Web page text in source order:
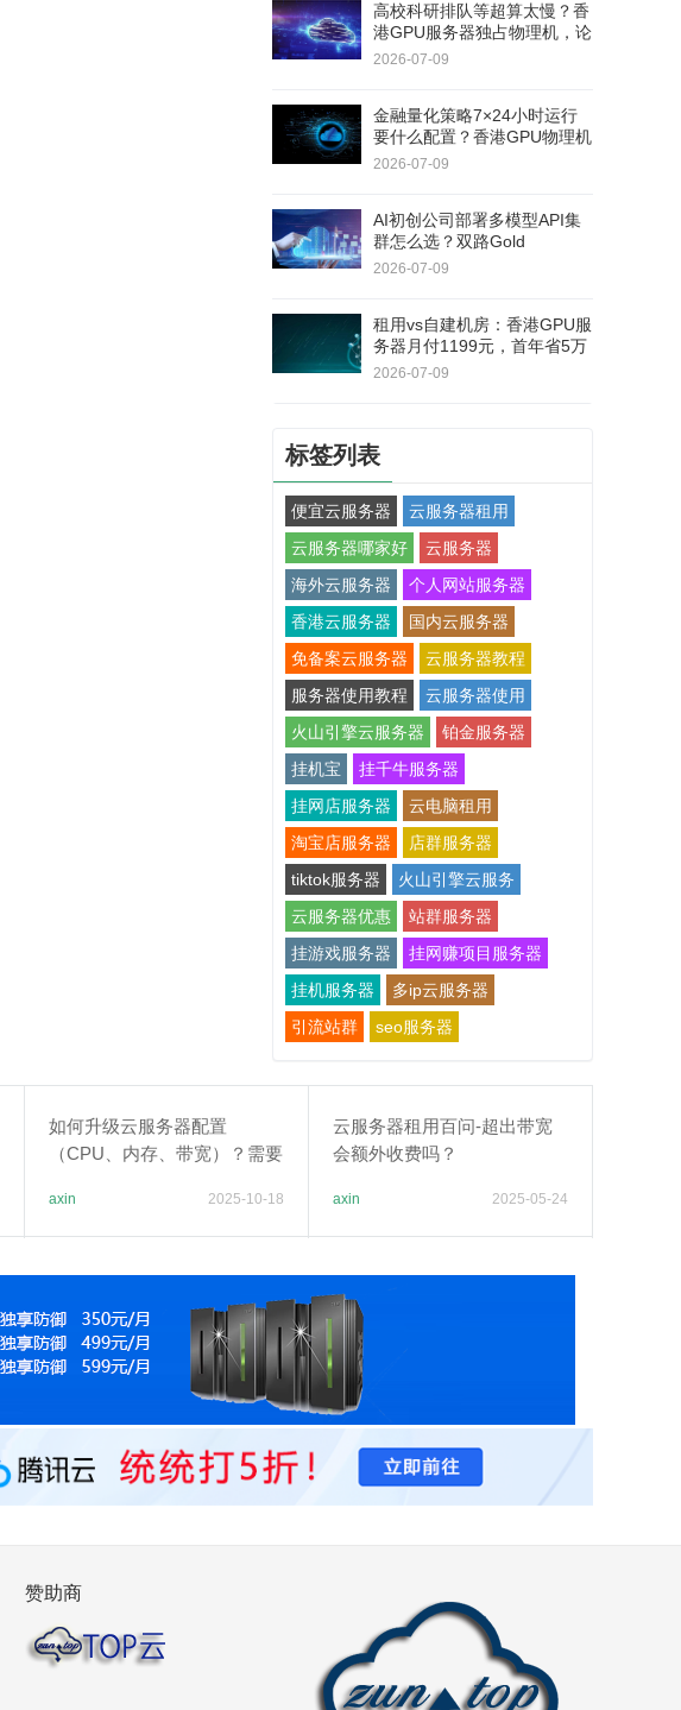
高校科研排队等超算太慢？香
港GPU服务器独占物理机，论
文实验周期缩短60%
2026-07-09
金融量化策略7×24小时运行
要什么配置？香港GPU物理机
双路E5+RAID1，连续180天
2026-07-09
AI初创公司部署多模型API集
群怎么选？双路Gold
6138+RTX 5060Ti，40核80
2026-07-09
租用vs自建机房：香港GPU服
务器月付1199元，首年省5万
+不用自己修硬件
2026-07-09
标签列表
便宜云服务器
云服务器租用
云服务器哪家好
云服务器
海外云服务器
个人网站服务器
香港云服务器
国内云服务器
免备案云服务器
云服务器教程
服务器使用教程
云服务器使用
火山引擎云服务器
铂金服务器
挂机宝
挂千牛服务器
挂网店服务器
云电脑租用
淘宝店服务器
店群服务器
tiktok服务器
火山引擎云服务
云服务器优惠
站群服务器
挂游戏服务器
挂网赚项目服务器
挂机服务器
多ip云服务器
引流站群
seo服务器
如何升级云服务器配置
（CPU、内存、带宽）？需要
axin 2025-10-18
云服务器租用百问-超出带宽
会额外收费吗？
axin 2025-05-24
赞助商